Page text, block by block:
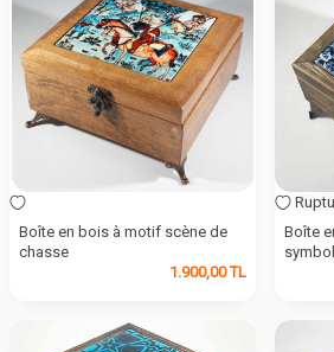
Boîte en bois à motif scène de
chasse
1.900,00TL
Boîte